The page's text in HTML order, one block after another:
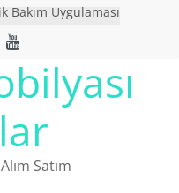
Bakım Uygulaması
Yıkanır Mı ?
Mobilyaları
Satım